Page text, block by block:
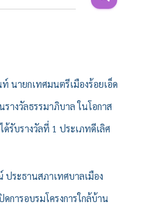
นายกเทศมนตรีเมืองร้อยเอ็ด
างวัลธรรมาภิบาล ในโอกาส
ด้รับรางวัลที่ 1 ประเภทดีเลิศ
ระธานสภาเทศบาลเมือง
การอบรมโครงการใกล้บ้าน